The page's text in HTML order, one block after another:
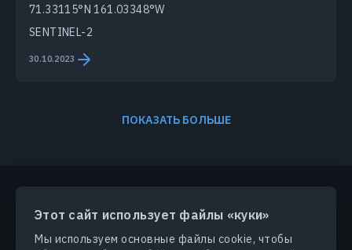
Этот сайт использует файлы «куки»
Мы используем основные файлы cookie, чтобы
71.33115°N 161.03348°W
SENTINEL-2
30.10.2023
ПОКАЗАТЬ БОЛЬШЕ
ПРОДУКТЫ И РЕШЕНИЯ